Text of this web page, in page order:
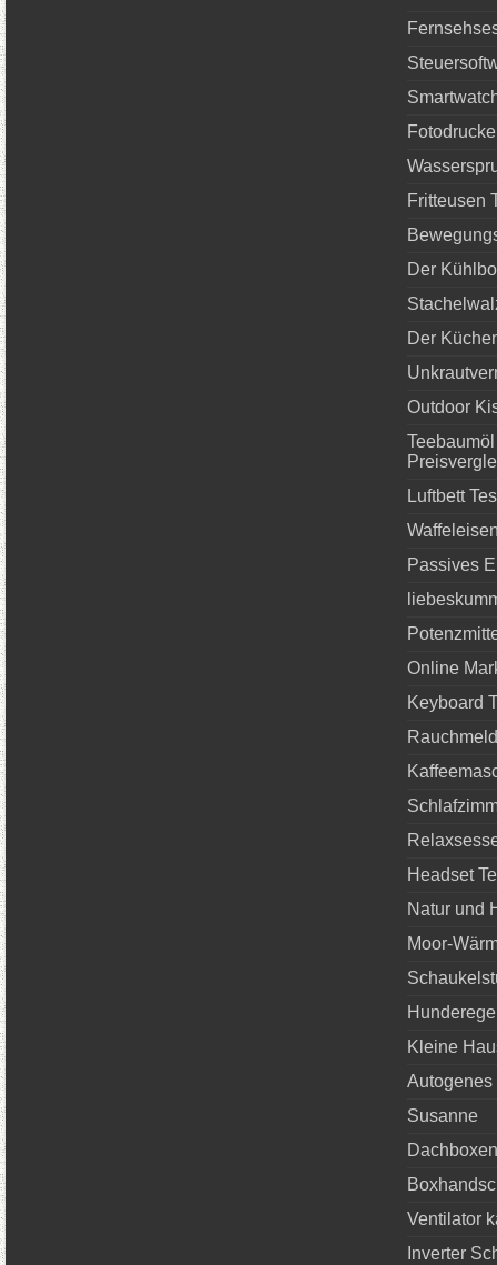
Fritteusen
Der
Der
Outdoor
Luftbett
Passives
Online
Keyboard
Headset
Natur und
Moor-
Kleine
Autogenes
Susanne
Ventilator
Inverter